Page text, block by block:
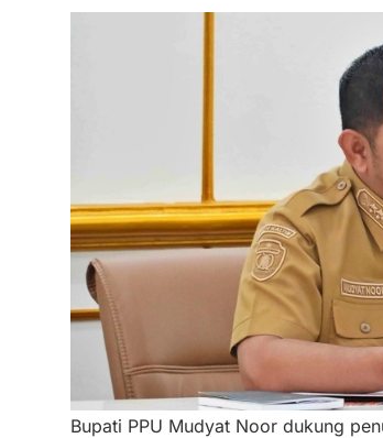
Bupati PPU Mudyat Noor dukung